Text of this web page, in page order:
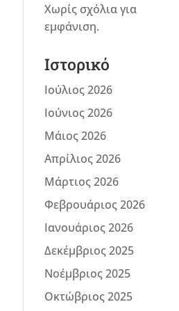
Χωρίς σχόλια για
εμφάνιση.
Ιστορικό
Ιούλιος 2026
Ιούνιος 2026
Μάιος 2026
Απρίλιος 2026
Μάρτιος 2026
Φεβρουάριος 2026
Ιανουάριος 2026
Δεκέμβριος 2025
Νοέμβριος 2025
Οκτώβριος 2025